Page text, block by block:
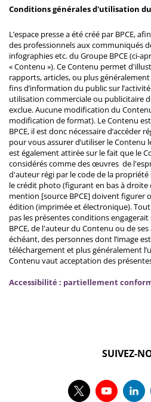
Conditions générales d'utilisation
L’espace presse a été créé par BPCE,
des professionnels aux communiqués
infographies etc. du Groupe BPCE (ci-
« Contenu »). Ce Contenu permet
rapports, articles, ou plus
fins d’information du public sur
utilisation commerciale ou publicitaire
exclue. Aucune modification du
modification de format). Le Contenu
BPCE, il est donc nécessaire d’accéder
pour vous assurer d’utiliser le
est également attirée sur le fait que le
considérés comme des œuvres de
d'auteur régi par le code de la
le crédit photo (figurant en bas à droite
mention [source BPCE] doivent
édition (imprimée et électronique).
pas les présentes conditions
BPCE, de l'auteur du Contenu ou de
échéant, des personnes dont l’image
téléchargement et plus généralement
Contenu vaut acceptation des
Accessibilité : partiellement
SUIVEZ-